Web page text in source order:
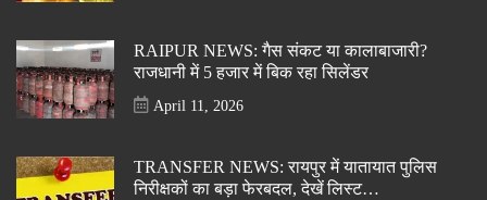
RAIPUR NEWS: गैस संकट या कालाबाजारी?
राजधानी में 5 हजार में बिक रहा सिलेंडर
April 11, 2026
TRANSFER NEWS: रायपुर में यातायात पुलिस
निरीक्षकों का बड़ा फेरबदल, देखें लिस्ट…